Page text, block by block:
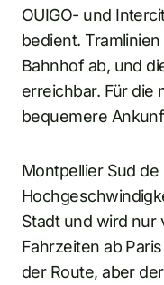
OUIGO- und
bedient.
Bahnhof ab, und
erreichbar. Für die
bequemere
Montpellier Sud
Stadt und wird nur
Fahrzeiten ab
der Route, aber